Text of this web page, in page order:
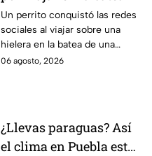
de una camioneta
Un perrito conquistó las redes
sociales al viajar sobre una
hielera en la batea de una
camioneta y mantener el
06 agosto, 2026
¿Llevas paraguas? Así
el clima en Puebla este